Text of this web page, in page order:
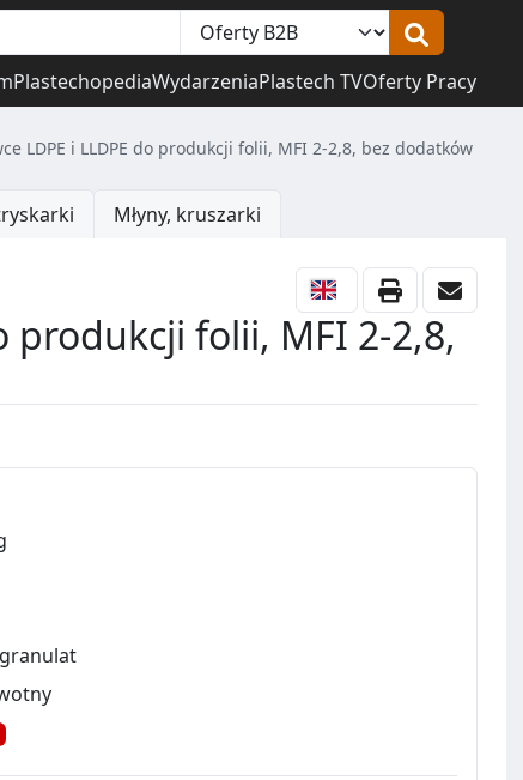
PlastechopediaWydarzeniaPlastech TVOferty Pracy
LDPE i LLDPE do produkcji folii, MFI 2-2,8, bez dodatków
Młyny, kruszarki
produkcji folii, MFI 2-2,8,